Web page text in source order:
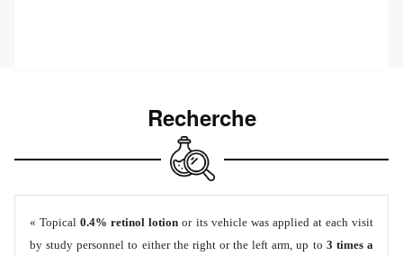
Recherche
« Topical0.4% retinol lotion or its vehicle was applied at each visit
by study personnel to either the right or the left arm, up to 3 times a